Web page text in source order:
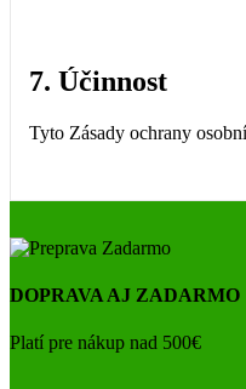
7. Účinnost
Tyto Zásady ochrany
DOPRAVA AJ ZADARMO
Platí pre nákup nad 500€